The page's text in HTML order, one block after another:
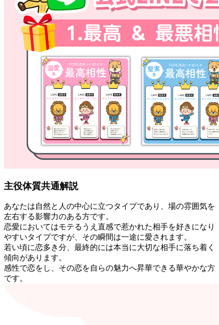
主役体質共通解説
あなたは自然と人の中心に立つタイプであり、場の雰囲気を
左右する影響力のある方です。
恋愛においてはモテるうえ直感で惹かれた相手を好きになり
やすいタイプですが、その瞬間は一途に愛されます。
若い頃に恋多き分、最終的には本当に大切な相手に落ち着く
傾向があります。
感性で恋をし、その恋を自らの魅力へ昇華できる華やかな方
です。